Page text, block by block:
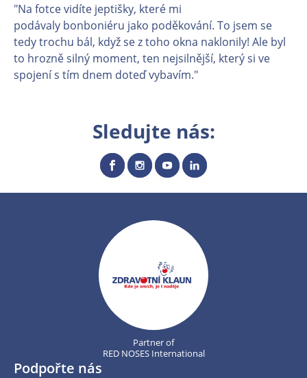
"Na fotce vidíte jeptišky, které mi
podávaly bonboniéru jako poděkování. To jsem se
tedy trochu bál, když se z toho okna naklonily! Ale byl
to hrozně silný moment, ten nejsilnější, který si ve
spojení s tím dnem doteď vybavím."
Sledujte nás:
Partner of
RED NOSES International
Podpořte nás